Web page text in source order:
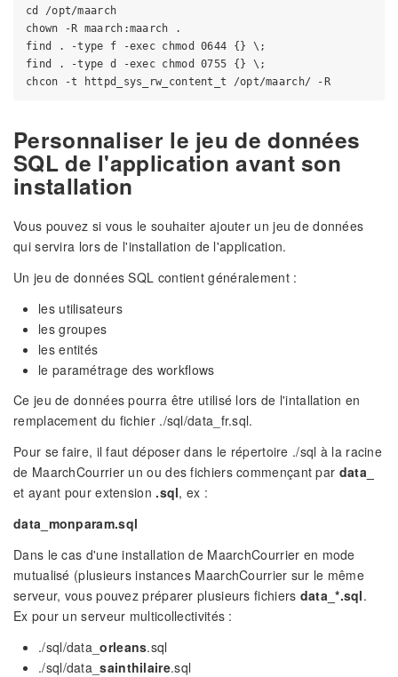
cd /opt/maarch
chown -R maarch:maarch .
find . -type f -exec chmod 0644 {} \;
find . -type d -exec chmod 0755 {} \;
Personnaliser le jeu de données
SQL de l'application avant son
installation
Vous pouvez si vous le souhaiter ajouter un jeu de données
qui servira lors de l'installation de l'application.
Un jeu de données SQL contient généralement :
les utilisateurs
les groupes
les entités
le paramétrage des workflows
Ce jeu de données pourra être utilisé lors de l'intallation en
remplacement du fichier ./sql/data_fr.sql.
Pour se faire, il faut déposer dans le répertoire ./sql à la racine
de MaarchCourrier un ou des fichiers commençant par data_
et ayant pour extension .sql, ex :
data_monparam.sql
Dans le cas d'une installation de MaarchCourrier en mode
mutualisé (plusieurs instances MaarchCourrier sur le même
serveur, vous pouvez préparer plusieurs fichiers data_*.sql.
Ex pour un serveur multicollectivités :
./sql/data_orleans.sql
./sql/data_sainthilaire.sql